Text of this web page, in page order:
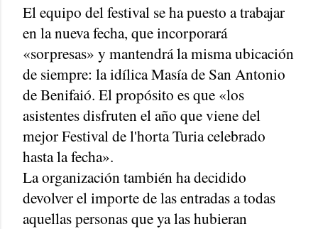
El equipo del festival se ha puesto a trabajar
en la nueva fecha, que incorporará
«sorpresas» y mantendrá la misma ubicación
de siempre: la idílica Masía de San Antonio
de Benifaió. El propósito es que «los
asistentes disfruten el año que viene del
mejor Festival de l'horta Turia celebrado
hasta la fecha».
La organización también ha decidido
devolver el importe de las entradas a todas
aquellas personas que ya las hubieran